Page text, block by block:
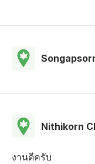
Nithikorn
งานดีครับ